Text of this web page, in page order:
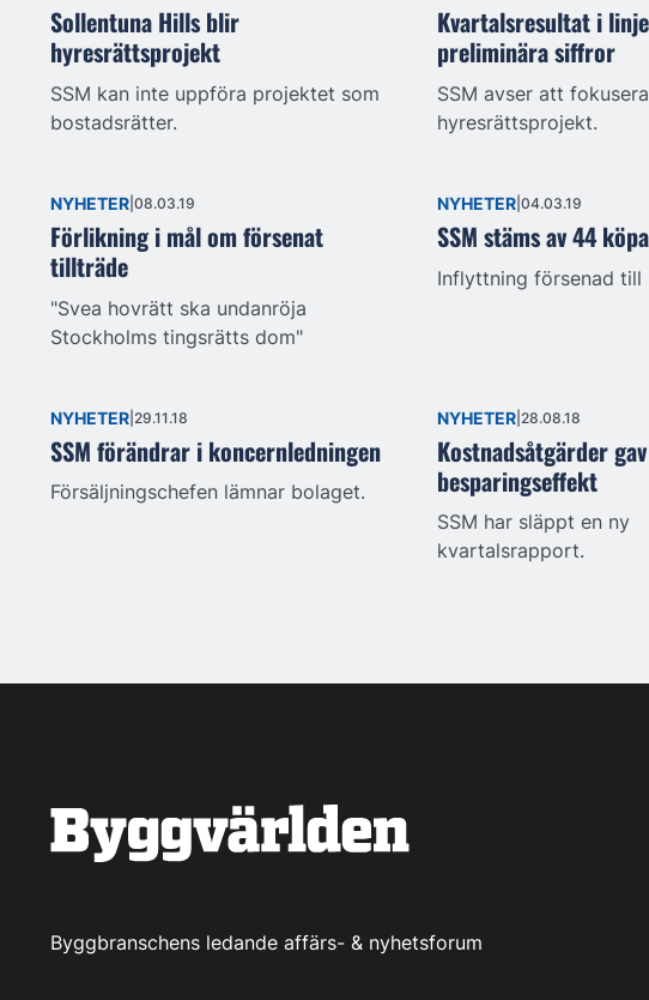
Sollentuna Hills blir
hyresrättsprojekt
SSM kan inte uppföra projektet som
bostadsrätter.
Kvartalsresultat i
preliminära siffror
SSM avser att
hyresrättsprojekt.
NYHETER 08.03.19
Förlikning i mål om försenat
tillträde
"Svea hovrätt ska undanröja
Stockholms tingsrätts dom"
NYHETER 04.03.19
SSM stäms av 44
Inflyttning försenad till
NYHETER 29.11.18
SSM förändrar i koncernledningen
Försäljningschefen lämnar bolaget.
NYHETER 28.08.18
Kostnadsåtgärder gav
besparingseffekt
SSM har släppt en ny
kvartalsrapport.
Byggbranschens ledande affärs- & nyhetsforum